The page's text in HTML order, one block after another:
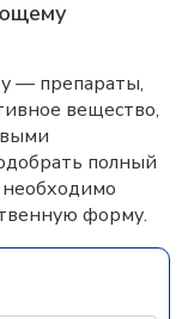
— препараты,
вещество,
полный
форму.